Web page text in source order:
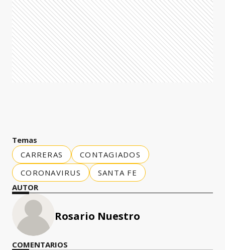
Temas
CARRERAS
CONTAGIADOS
CORONAVIRUS
SANTA FE
AUTOR
Rosario Nuestro
COMENTARIOS